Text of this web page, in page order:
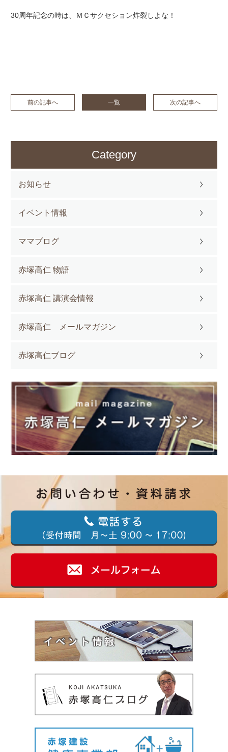
30周年記念の時は、ＭＣサクセション炸裂しよな！
前の記事へ 一覧 次の記事へ
Category
お知らせ
イベント情報
ママブログ
赤塚高仁 物語
赤塚高仁 講演会情報
赤塚高仁 メールマガジン
赤塚高仁ブログ